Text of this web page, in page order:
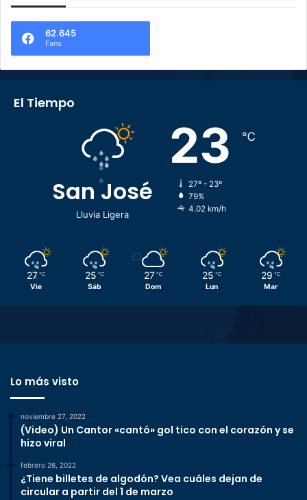
62.645
Fans
El Tiempo
San José
Lluvia Ligera
23 ℃
27º - 23º
79%
4.02 km/h
27 ℃
Vie
25 ℃
Sáb
27 ℃
Dom
25 ℃
Lun
29 ℃
Mar
Lo más visto
noviembre 27, 2022
(Video) Un Cantor «cantó» gol tico con el corazón y se
hizo viral
febrero 26, 2022
¿Tiene billetes de algodón? Vea cuáles dejan de
circular a partir del 1 de marzo